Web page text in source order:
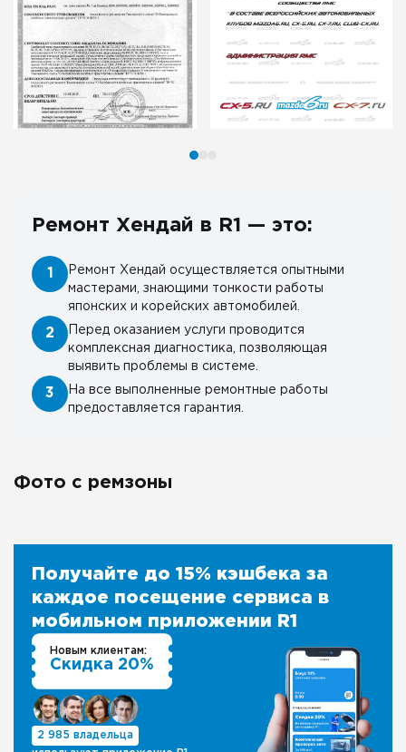
Ремонт Хендай в R1 — это:
1
Ремонт Хендай осуществляется опытными
мастерами, знающими тонкости работы
японских и корейских автомобилей.
2
Перед оказанием услуги проводится
комплексная диагностика, позволяющая
выявить проблемы в системе.
3
На все выполненные ремонтные работы
предоставляется гарантия.
Фото с ремзоны
Получайте до 15% кэшбека за
каждое посещение сервиса в
мобильном приложении R1
Новым клиентам:
Скидка 20%
2 985 владельца